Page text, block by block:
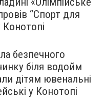
“Спорт для
Конотопі
безпечного
біля водойм
дітям ювенальні
у Конотопі